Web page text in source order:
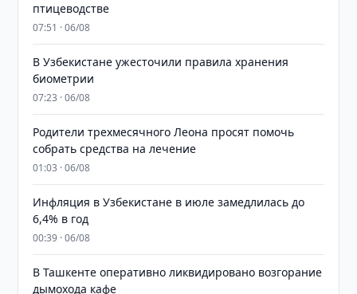
птицеводстве
07:51 · 06/08
В Узбекистане ужесточили правила хранения
биометрии
07:23 · 06/08
Родители трехмесячного Леона просят помочь
собрать средства на лечение
01:03 · 06/08
Инфляция в Узбекистане в июле замедлилась до
6,4% в год
00:39 · 06/08
В Ташкенте оперативно ликвидировано возгорание
дымохода кафе